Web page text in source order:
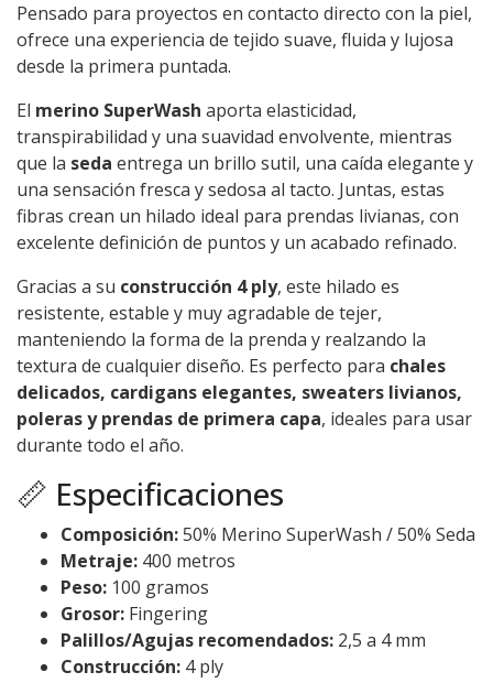
Pensado para proyectos en contacto directo con la piel,
ofrece una experiencia de tejido suave, fluida y lujosa
desde la primera puntada.
El merino SuperWash aporta elasticidad,
transpirabilidad y una suavidad envolvente, mientras
que la seda entrega un brillo sutil, una caída elegante y
una sensación fresca y sedosa al tacto. Juntas, estas
fibras crean un hilado ideal para prendas livianas, con
excelente definición de puntos y un acabado refinado.
Gracias a su construcción 4 ply, este hilado es
resistente, estable y muy agradable de tejer,
manteniendo la forma de la prenda y realzando la
textura de cualquier diseño. Es perfecto para chales
delicados, cardigans elegantes, sweaters livianos,
poleras y prendas de primera capa, ideales para usar
durante todo el año.
📏 Especificaciones
Composición:50% Merino SuperWash / 50% Seda
Metraje: 400 metros
Peso: 100 gramos
Grosor: Fingering
Palillos/Agujas recomendados: 2,5 a 4 mm
Construcción: 4 ply